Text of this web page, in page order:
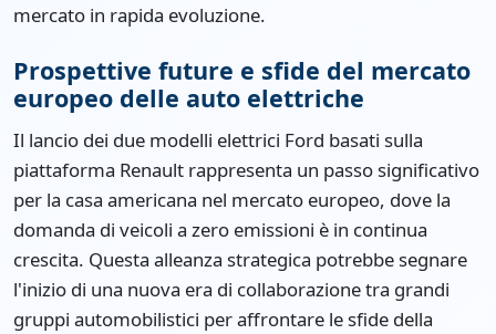
mercato in rapida evoluzione.
Prospettive future e sfide del mercato
europeo delle auto elettriche
Il lancio dei due modelli elettrici Ford basati sulla
piattaforma Renault rappresenta un passo significativo
per la casa americana nel mercato europeo, dove la
domanda di veicoli a zero emissioni è in continua
crescita. Questa alleanza strategica potrebbe segnare
l'inizio di una nuova era di collaborazione tra grandi
gruppi automobilistici per affrontare le sfide della